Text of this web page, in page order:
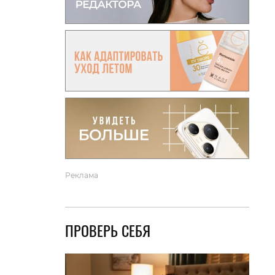
Реклама
ПРОВЕРЬ СЕБЯ